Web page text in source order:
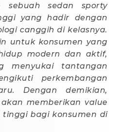
sebuah sedan sporty
yang hadir dengan
canggih di kelasnya.
untuk konsumen yang
modern dan aktif,
menyukai tantangan
perkembangan
Dengan demikian,
akan memberikan value
tinggi bagi konsumen di